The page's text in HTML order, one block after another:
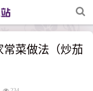
菜做法（炒茄